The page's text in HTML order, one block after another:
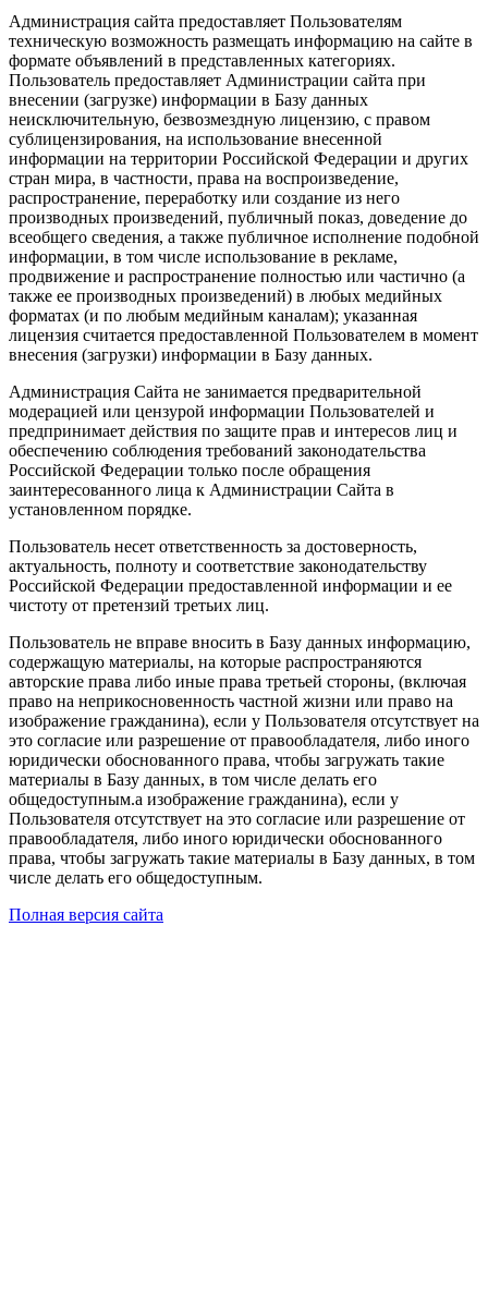
Администрация сайта предоставляет Пользователям
техническую возможность размещать информацию на сайте в
формате объявлений в представленных категориях.
Пользователь предоставляет Администрации сайта при
внесении (загрузке) информации в Базу данных
неисключительную, безвозмездную лицензию, с правом
сублицензирования, на использование внесенной
информации на территории Российской Федерации и других
стран мира, в частности, права на воспроизведение,
распространение, переработку или создание из него
производных произведений, публичный показ, доведение до
всеобщего сведения, а также публичное исполнение подобной
информации, в том числе использование в рекламе,
продвижение и распространение полностью или частично (а
также ее производных произведений) в любых медийных
форматах (и по любым медийным каналам); указанная
лицензия считается предоставленной Пользователем в момент
внесения (загрузки) информации в Базу данных.
Администрация Сайта не занимается предварительной
модерацией или цензурой информации Пользователей и
предпринимает действия по защите прав и интересов лиц и
обеспечению соблюдения требований законодательства
Российской Федерации только после обращения
заинтересованного лица к Администрации Сайта в
установленном порядке.
Пользователь несет ответственность за достоверность,
актуальность, полноту и соответствие законодательству
Российской Федерации предоставленной информации и ее
чистоту от претензий третьих лиц.
Пользователь не вправе вносить в Базу данных информацию,
содержащую материалы, на которые распространяются
авторские права либо иные права третьей стороны, (включая
право на неприкосновенность частной жизни или право на
изображение гражданина), если у Пользователя отсутствует на
это согласие или разрешение от правообладателя, либо иного
юридически обоснованного права, чтобы загружать такие
материалы в Базу данных, в том числе делать его
общедоступным.а изображение гражданина), если у
Пользователя отсутствует на это согласие или разрешение от
правообладателя, либо иного юридически обоснованного
права, чтобы загружать такие материалы в Базу данных, в том
числе делать его общедоступным.
Полная версия сайта